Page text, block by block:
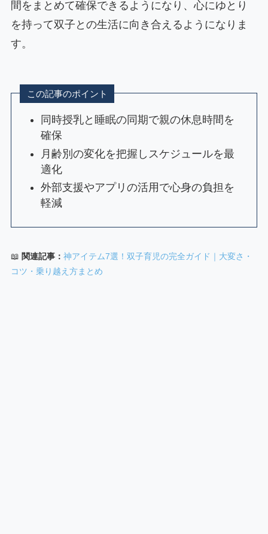
間をまとめて確保できるようになり、心にゆとり
を持って双子との生活に向き合えるようになりま
す。
この記事のポイント
同時授乳と睡眠の同期で親の休息時間を
確保
月齢別の変化を把握しスケジュールを最
適化
外部支援やアプリの活用で心身の負担を
軽減
📖 関連記事： 神アイテム7選！双子育児の完全ガイド｜大変さ・
コツ・乗り越え方まとめ